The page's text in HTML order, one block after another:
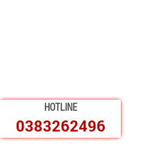
HOTLINE
0383262496